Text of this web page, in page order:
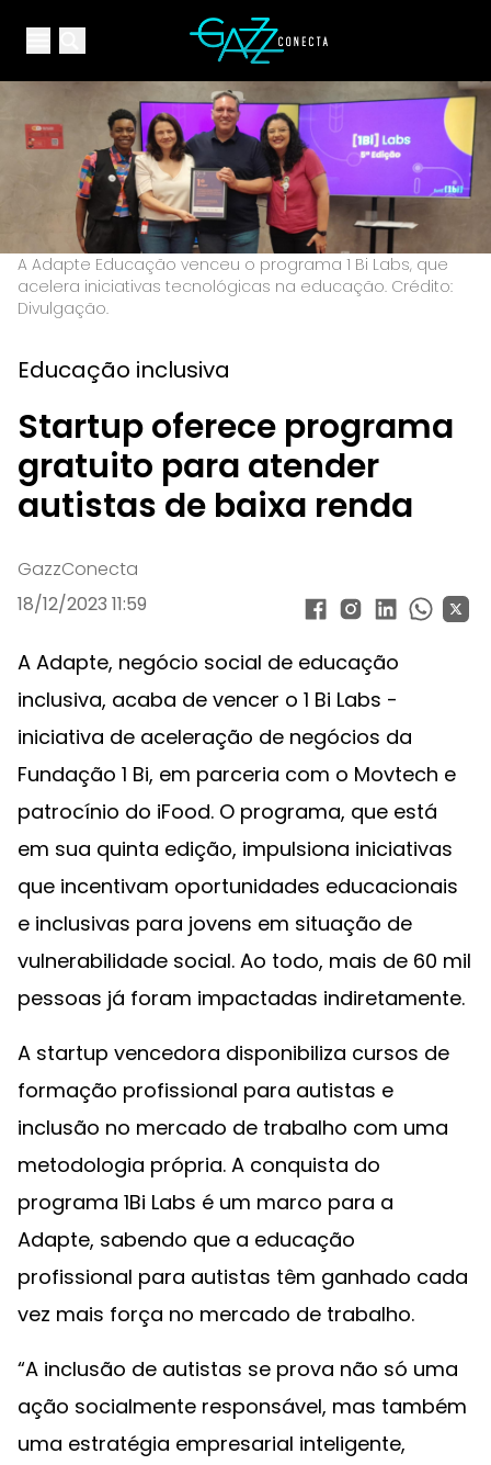
Open main menuYour Company
A Adapte Educação venceu o programa 1 Bi Labs, que
acelera iniciativas tecnológicas na educação. Crédito:
Divulgação.
Educação inclusiva
Startup oferece programa
gratuito para atender
autistas de baixa renda
GazzConecta
18/12/2023 11:59
A Adapte, negócio social de educação
inclusiva, acaba de vencer o 1 Bi Labs -
iniciativa de aceleração de negócios da
Fundação 1 Bi, em parceria com o Movtech e
patrocínio do iFood. O programa, que está
em sua quinta edição, impulsiona iniciativas
que incentivam oportunidades educacionais
e inclusivas para jovens em situação de
vulnerabilidade social. Ao todo, mais de 60 mil
pessoas já foram impactadas indiretamente.
A startup vencedora disponibiliza cursos de
formação profissional para autistas e
inclusão no mercado de trabalho com uma
metodologia própria. A conquista do
programa 1Bi Labs é um marco para a
Adapte, sabendo que a educação
profissional para autistas têm ganhado cada
vez mais força no mercado de trabalho.
“A inclusão de autistas se prova não só uma
ação socialmente responsável, mas também
uma estratégia empresarial inteligente,